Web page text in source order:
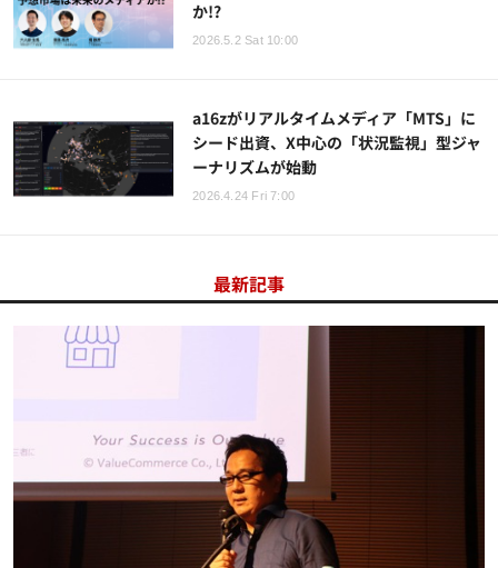
か!?
2026.5.2 Sat 10:00
a16zがリアルタイムメディア「MTS」に
シード出資、X中心の「状況監視」型ジャ
ーナリズムが始動
2026.4.24 Fri 7:00
最新記事